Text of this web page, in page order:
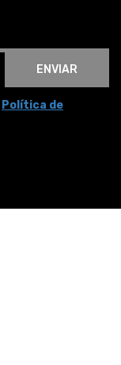
ENVIAR
Política de